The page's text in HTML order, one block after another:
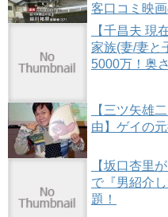
客口コミ映
【千昌夫 現
家族(妻/妻と
5000万！奥
【三ツ矢雄
由】ゲイの
【坂口杏里
で『男紹介
題！